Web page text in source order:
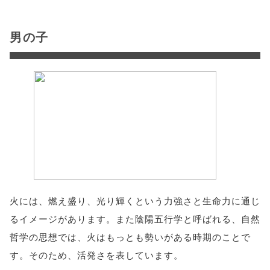
男の子
火には、燃え盛り、光り輝くという力強さと生命力に通じ
るイメージがあります。また陰陽五行学と呼ばれる、自然
哲学の思想では、火はもっとも勢いがある時期のことで
す。そのため、活発さを表しています。